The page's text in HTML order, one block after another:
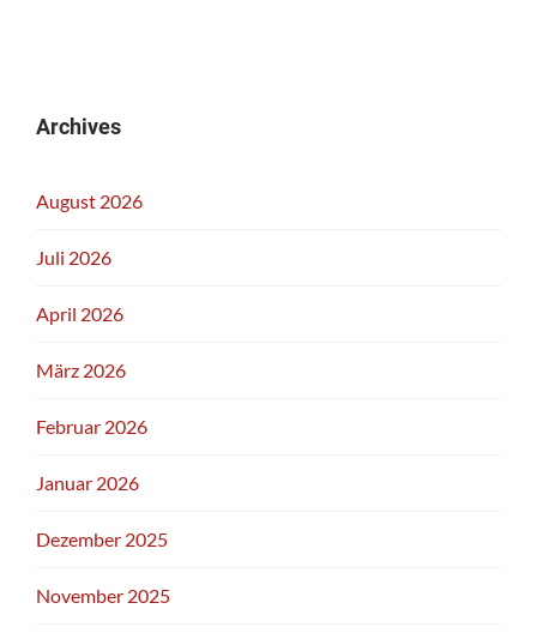
Archives
August 2026
Juli 2026
April 2026
März 2026
Februar 2026
Januar 2026
Dezember 2025
November 2025